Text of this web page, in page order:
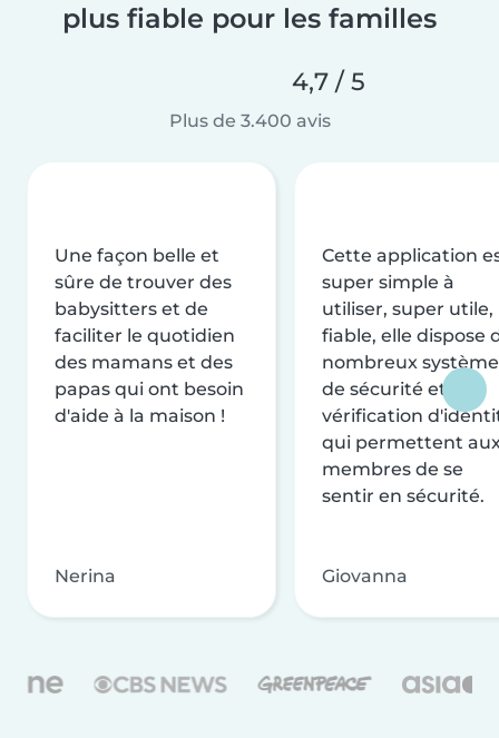
plus fiable pour les familles
4,7 / 5
Plus de 3.400 avis
Une façon belle et
sûre de trouver des
babysitters et de
faciliter le quotidien
des mamans et des
papas qui ont besoin
d'aide à la maison !
Nerina
Cette application
super simple à
utiliser, super utile,
fiable, elle dispose
nombreux
de sécurité et de
vérification
qui permettent
membres de se
sentir en sécurité.
Giovanna